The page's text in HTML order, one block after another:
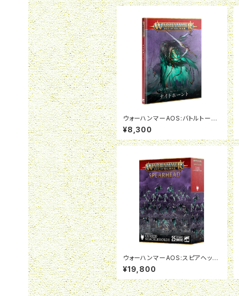
ウォーハンマーAOS:バトルトーム:
ナイトホーント(日本語版)
¥8,300
ウォーハンマーAOS:スピアヘッド:
ナイトホーント:呪われし咎者の群
れ
¥19,800